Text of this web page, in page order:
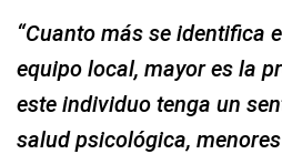
“Cuanto más se identifica
equipo local, mayor es la
este individuo tenga un
salud psicológica,